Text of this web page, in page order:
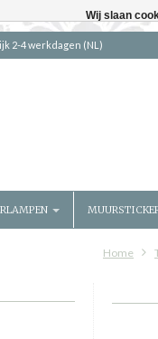
2-4 werkdagen (NL)
Home
Wij slaan